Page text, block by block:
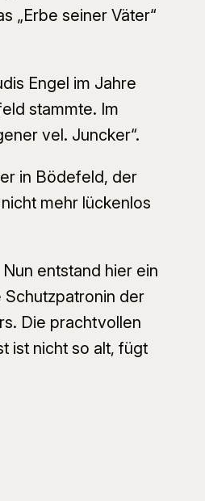
„Erbe seiner Väter“
Engel im Jahre
stammte. Im
vel. Juncker“.
in Bödefeld, der
mehr lückenlos
entstand hier ein
Schutzpatronin der
Die prachtvollen
ist nicht so alt, fügt